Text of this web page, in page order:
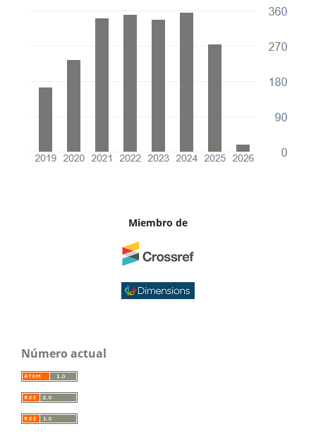
Miembro de
Número actual